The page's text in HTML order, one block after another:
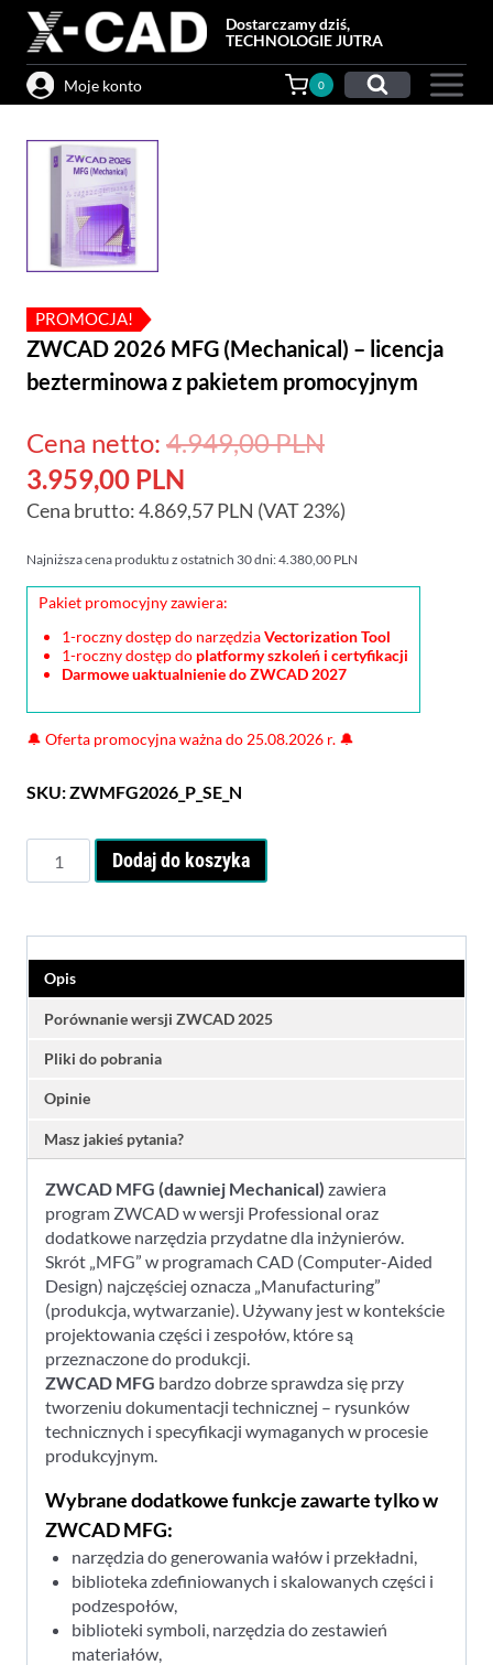
Przejdź
treści
Dostarczamy dziś,
TECHNOLOGIE JUTRA
Moje konto 0
PROMOCJA!
ZWCAD 2026 MFG (Mechanical) – licencja
bezterminowa z pakietem promocyjnym
Cena netto: 4.949,00PLNPierwotna
wynosiła:
4.949,00 PLN.
3.959,00 PLN
cena
wynosi:
3.959,00 PLN.
Cena brutto:4.869,57PLN (VAT 23%)
Najniższa cena produktu z ostatnich 30 dni:4.380,00 PLN
Pakiet promocyjny zawiera:
1-roczny dostęp do narzędziaVectorization Tool
1-roczny dostęp do platformy szkoleń i certyfikacji
Darmowe uaktualnienie do ZWCAD 2027
🔔 Oferta promocyjna ważna do 25.08.2026 r. 🔔
SKU:ZWMFG2026_P_SE_N
ZWCAD
licencja
bezterminowa
pakietem
promocyjnym
Dodaj do koszyka
Opis
Porównanie wersji ZWCAD 2025
Pliki do pobrania
Opinie
Masz jakieś pytania?
ZWCAD MFG (dawniej Mechanical) zawiera
program ZWCAD w wersji Professional oraz
dodatkowe narzędzia przydatne dla inżynierów.
Skrót „MFG” w programach CAD (Computer-Aided
Design) najczęściej oznacza „Manufacturing”
(produkcja, wytwarzanie). Używany jest w kontekście
projektowania części i zespołów, które są
przeznaczone do produkcji.
ZWCAD MFG bardzo dobrze sprawdza się przy
tworzeniu dokumentacji technicznej – rysunków
technicznych i specyfikacji wymaganych w procesie
produkcyjnym.
Wybrane dodatkowe funkcje zawarte tylko w
ZWCAD MFG:
narzędzia do generowania wałów i przekładni,
biblioteka zdefiniowanych i skalowanych części i
podzespołów,
biblioteki symboli, narzędzia do zestawień
materiałów,